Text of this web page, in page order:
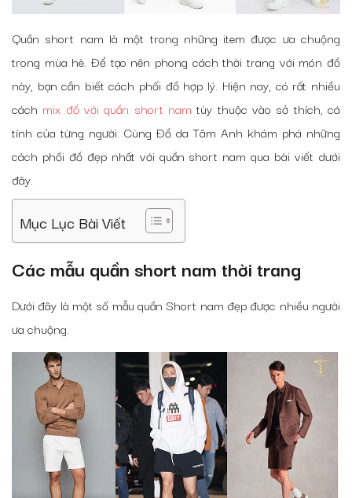
Quần short nam là một trong những item được ưa chuộng
trong mùa hè. Để tạo nên phong cách thời trang với món đồ
này, bạn cần biết cách phối đồ hợp lý. Hiện nay, có rất nhiều
cách mix đồ với quần short nam tùy thuộc vào sở thích, cá
tính của từng người. Cùng Đồ da Tâm Anh khám phá những
cách phối đồ đẹp nhất với quần short nam qua bài viết dưới
đây.
Mục Lục Bài Viết
Các mẫu quần short nam thời trang
Dưới đây là một số mẫu quần Short nam đẹp được nhiều người
ưa chuộng.